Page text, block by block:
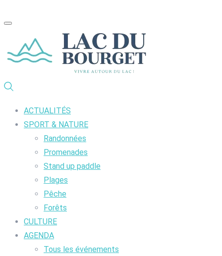
ACTUALITÉS
SPORT & NATURE
Randonnées
Promenades
Stand up paddle
Plages
Pêche
Forêts
CULTURE
AGENDA
Tous les événements